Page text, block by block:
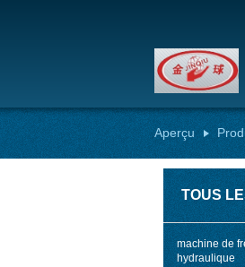
Aperçu
TOUS
machine de
hydraulique